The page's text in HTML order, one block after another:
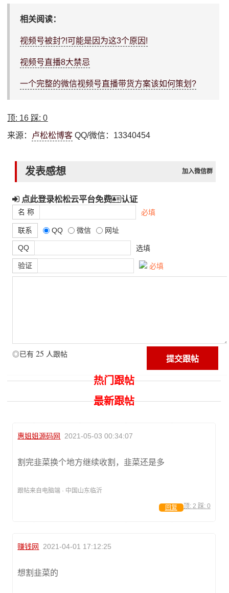
相关阅读：
视频号被封?!可能是因为这3个原因!
视频号直播8大禁忌
一个完整的微信视频号直播带货方案该如何策划?
顶: 16 踩:0
来源： 卢松松博客 QQ/微信：13340454
发表感想 加入微信群
点此登录松松云平台免费 认证
名 称 必填
联系 QQ 微信 网址
QQ 选填
验证 必填
◎已有 25 人跟帖
热门跟帖
最新跟帖
惠姐姐源码网 2021-05-03 00:34:07
割完韭菜换个地方继续收割，韭菜还是多
跟帖来自电脑端 · 中国山东临沂
顶: 2 踩: 0
回复
赚钱网 2021-04-01 17:12:25
想割韭菜的